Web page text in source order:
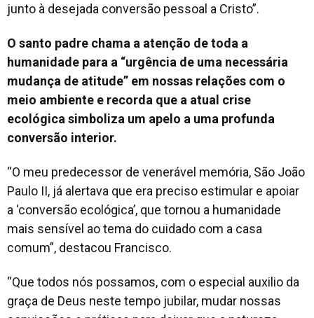
junto à desejada conversão pessoal a Cristo”.
O santo padre chama a atenção de toda a
humanidade para a “urgência de uma necessária
mudança de atitude” em nossas relações com o
meio ambiente e recorda que a atual crise
ecológica simboliza um apelo a uma profunda
conversão interior.
“O meu predecessor de venerável memória, São João
Paulo II, já alertava que era preciso estimular e apoiar
a ‘conversão ecológica’, que tornou a humanidade
mais sensível ao tema do cuidado com a casa
comum”, destacou Francisco.
“Que todos nós possamos, com o especial auxilio da
graça de Deus neste tempo jubilar, mudar nossas